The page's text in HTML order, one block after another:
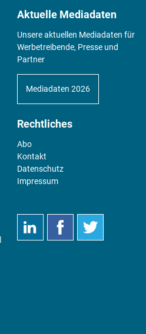
Aktuelle Mediadaten
Unsere aktuellen Mediadaten für
Werbetreibende, Presse und
Partner
Mediadaten 2026
Rechtliches
Abo
Kontakt
Datenschutz
Impressum